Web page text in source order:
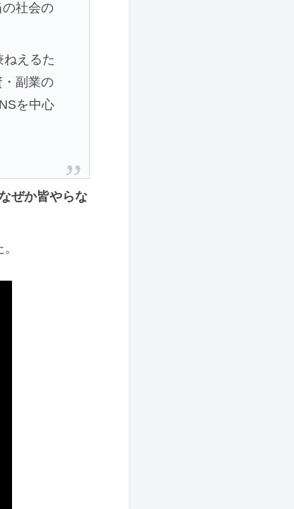
社会の
えるた
副業の
を中心
ぜか皆やらな